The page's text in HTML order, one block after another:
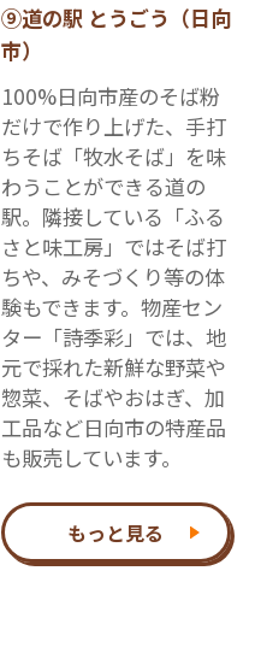
⑨道の駅 とうごう（日向
市）
100%日向市産のそば粉
だけで作り上げた、手打
ちそば「牧水そば」を味
わうことができる道の
駅。隣接している「ふる
さと味工房」ではそば打
ちや、みそづくり等の体
験もできます。物産セン
ター「詩季彩」では、地
元で採れた新鮮な野菜や
惣菜、そばやおはぎ、加
工品など日向市の特産品
も販売しています。
もっと見る